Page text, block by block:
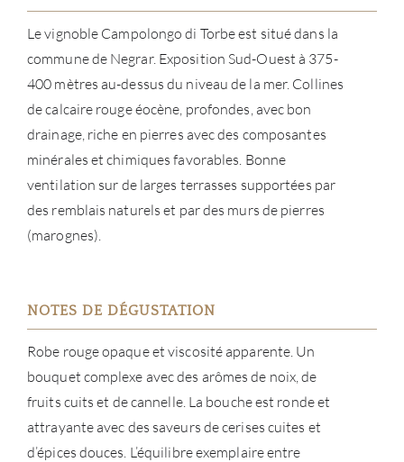
Le vignoble Campolongo di Torbe est situé dans la
commune de Negrar. Exposition Sud-Ouest à 375-
400 mètres au-dessus du niveau de la mer. Collines
de calcaire rouge éocène, profondes, avec bon
drainage, riche en pierres avec des composantes
minérales et chimiques favorables. Bonne
ventilation sur de larges terrasses supportées par
des remblais naturels et par des murs de pierres
(marognes).
NOTES DE DÉGUSTATION
Robe rouge opaque et viscosité apparente. Un
bouquet complexe avec des arômes de noix, de
fruits cuits et de cannelle. La bouche est ronde et
attrayante avec des saveurs de cerises cuites et
d’épices douces. L’équilibre exemplaire entre